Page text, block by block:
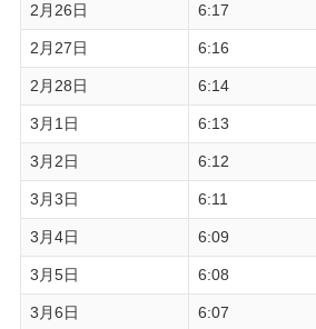
2月26日 6:17
2月27日 6:16
2月28日 6:14
3月1日 6:13
3月2日 6:12
3月3日 6:11
3月4日 6:09
3月5日 6:08
3月6日 6:07